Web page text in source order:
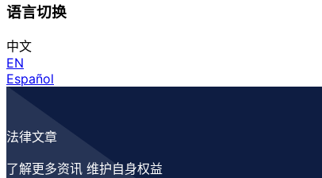
语言切换
中文
EN
Español
法律文章
了解更多资讯 维护自身权益